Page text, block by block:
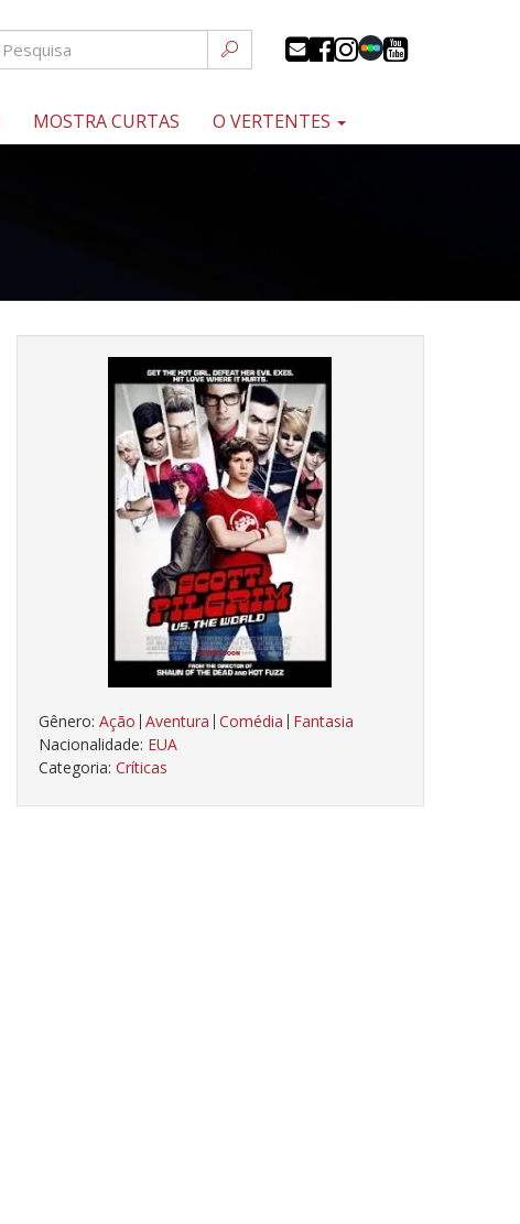
MOSTRA CURTAS O VERTENTES
Gênero: Ação Aventura Comédia Fantasia
Nacionalidade: EUA
Categoria: Críticas